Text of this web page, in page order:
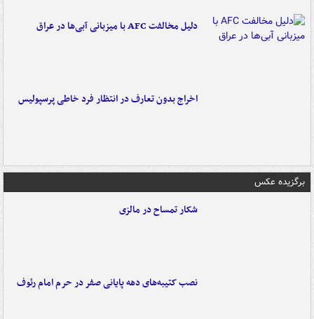
دلیل مخالفت AFC با میزبانی آبی‌ها در عراق
اخراج بدون تعارف در انتظار فرد خاطی پرسپولیس
برگزیده عکس
شکار تمساح در مالزی
نصب کتیبه‌های دهه پایانی صفر در حرم امام رئوف